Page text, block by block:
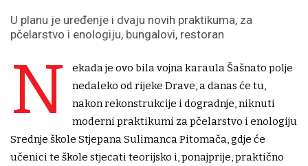
U planu je uređenje i dvaju novih praktikuma, za
pčelarstvo i enologiju, bungalovi, restoran
N
ekada je ovo bila vojna karaula Šašnato polje
nedaleko od rijeke Drave, a danas će tu,
nakon rekonstrukcije i dogradnje, niknuti
moderni praktikumi za pčelarstvo i enologiju
Srednje škole Stjepana Sulimanca Pitomača, gdje će
učenici te škole stjecati teorijsko i, ponajprije, praktično